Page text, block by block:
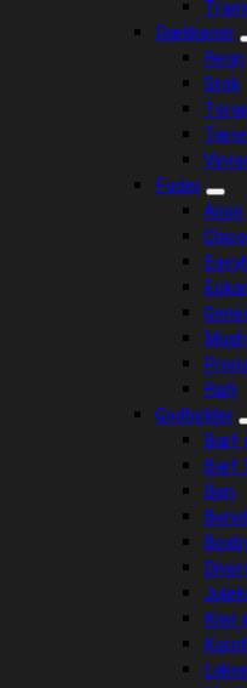
Dækkener
Regn
Strik
Foder
Arion
Mush
Rafi
Godbidder
Barf
Barf
Ben
Kiwi